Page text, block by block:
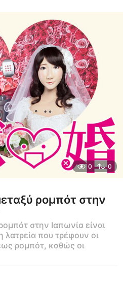
0 0
ρομπότ στην
στην Ιαπωνία είναι
που τρέφουν οι
ρομπότ, καθώς οι